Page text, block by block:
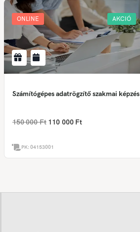
ONLINE AKCIÓ
Számítógépes adatrögzítő szakmai képzés
150 000 Ft 110 000 Ft
PK:04153001